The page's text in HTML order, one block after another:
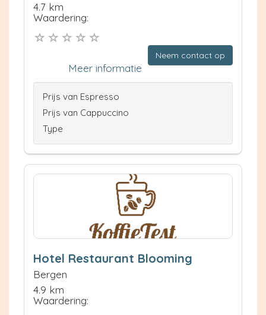
4.7 km
Waardering:
Neem contact op
Meer informatie
Prijs van Espresso
Prijs van Cappuccino
Type
Hotel Restaurant Blooming
Bergen
4.9 km
Waardering: